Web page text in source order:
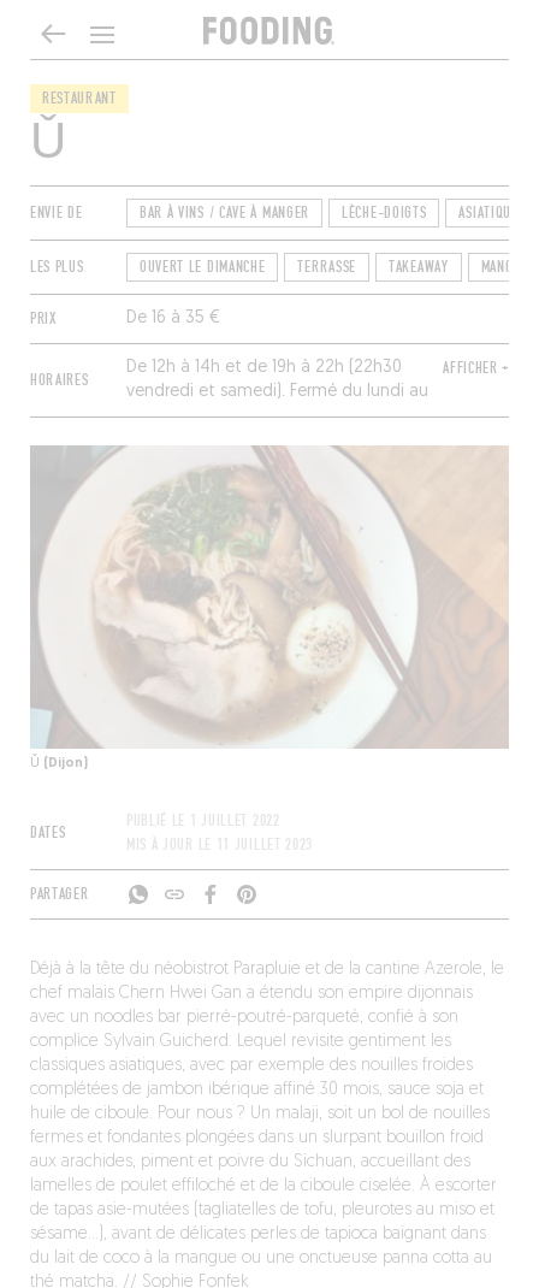
RESTAURANT
Ǔ
ENVIE DE BAR À VINS / CAVE À MANGER LÈCHE-DOIGTS ASIATIQUE
LES PLUS OUVERT LE DIMANCHE TERRASSE TAKEAWAY MANGER
PRIX De 16 à 35 €
HORAIRES
De 12h à 14h et de 19h à 22h (22h30
vendredi et samedi). Fermé du lundi au
mercredi.
AFFICHER +
Ǔ (Dijon)
DATES
PUBLIÉ LE
1 JUILLET 2022
MIS À JOUR LE
11 JUILLET 2023
PARTAGER
Déjà à la tête du néobistrot Parapluie et de la cantine Azerole, le
chef malais Chern Hwei Gan a étendu son empire dijonnais
avec un noodles bar pierré-poutré-parqueté, confié à son
complice Sylvain Guicherd. Lequel revisite gentiment les
classiques asiatiques, avec par exemple des nouilles froides
complétées de jambon ibérique affiné 30 mois, sauce soja et
huile de ciboule. Pour nous ? Un malaji, soit un bol de nouilles
fermes et fondantes plongées dans un slurpant bouillon froid
aux arachides, piment et poivre du Sichuan, accueillant des
lamelles de poulet effiloché et de la ciboule ciselée. À escorter
de tapas asie-mutées (tagliatelles de tofu, pleurotes au miso et
sésame…), avant de délicates perles de tapioca baignant dans
du lait de coco à la mangue ou une onctueuse panna cotta au
thé matcha. // Sophie Fonfek